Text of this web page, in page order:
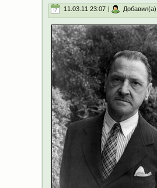
11.03.11 23:07 |